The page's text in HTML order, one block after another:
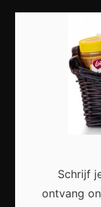
Meest
Schrijf
ontvang